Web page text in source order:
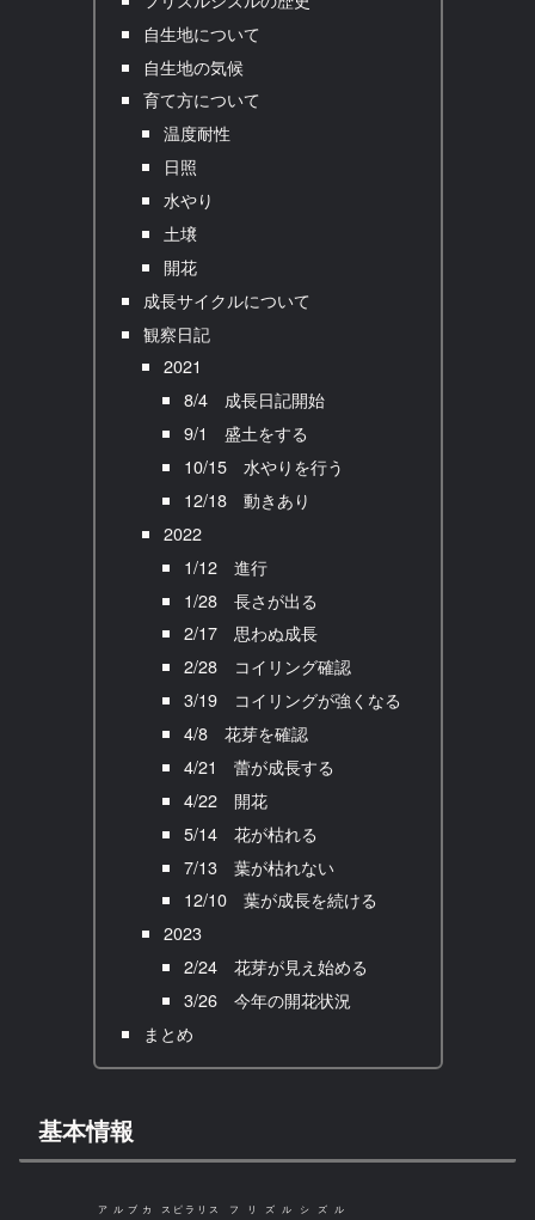
自生地について
自生地の気候
育て方について
温度耐性
日照
水やり
土壌
開花
成長サイクルについて
観察日記
2021
8/4 成長日記開始
9/1 盛土をする
10/15 水やりを行う
12/18 動きあり
2022
1/12 進行
1/28 長さが出る
2/17 思わぬ成長
2/28 コイリング確認
3/19 コイリングが強くなる
4/8 花芽を確認
4/21 蕾が成長する
4/22 開花
5/14 花が枯れる
7/13 葉が枯れない
12/10 葉が成長を続ける
2023
2/24 花芽が見え始める
3/26 今年の開花状況
まとめ
基本情報
アルブカ スピラリス フリズルシズル